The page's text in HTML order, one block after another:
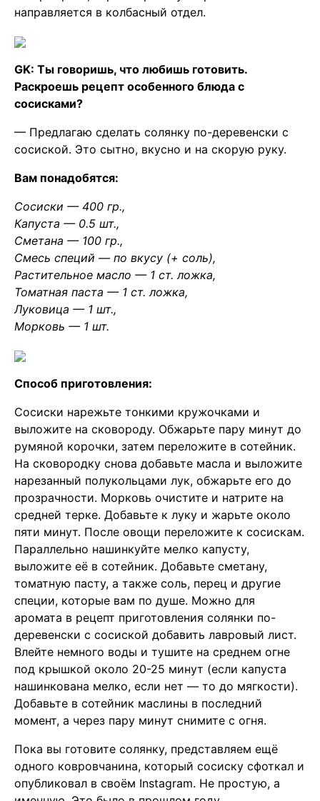
направляется в колбасный отдел.
GK: Ты говоришь, что любишь готовить.
Раскроешь рецепт особенного блюда с
сосисками?
— Предлагаю сделать солянку по-деревенски с
сосиской. Это сытно, вкусно и на скорую руку.
Вам понадобятся:
Сосиски — 400 гр.,
Капуста — 0.5 шт.,
Сметана — 100 гр.,
Смесь специй — по вкусу (+ соль),
Растительное масло — 1 ст. ложка,
Томатная паста — 1 ст. ложка,
Луковица — 1 шт.,
Морковь — 1 шт.
Способ приготовления:
Сосиски нарежьте тонкими кружочками и
выложите на сковороду. Обжарьте пару минут до
румяной корочки, затем переложите в сотейник.
На сковородку снова добавьте масла и выложите
нарезанный полукольцами лук, обжарьте его до
прозрачности. Морковь очистите и натрите на
средней терке. Добавьте к луку и жарьте около
пяти минут. После овощи переложите к сосискам.
Параллельно нашинкуйте мелко капусту,
выложите её в сотейник. Добавьте сметану,
томатную пасту, а также соль, перец и другие
специи, которые вам по душе. Можно для
аромата в рецепт приготовления солянки по-
деревенски с сосиской добавить лавровый лист.
Влейте немного воды и тушите на среднем огне
под крышкой около 20-25 минут (если капуста
нашинкована мелко, если нет — то до мягкости).
Добавьте в сотейник маслины в последний
момент, а через пару минут снимите с огня.
Пока вы готовите солянку, представляем ещё
одного ковровчанина, который сосиску сфоткал и
опубликовал в своём Instagram. Не простую, а